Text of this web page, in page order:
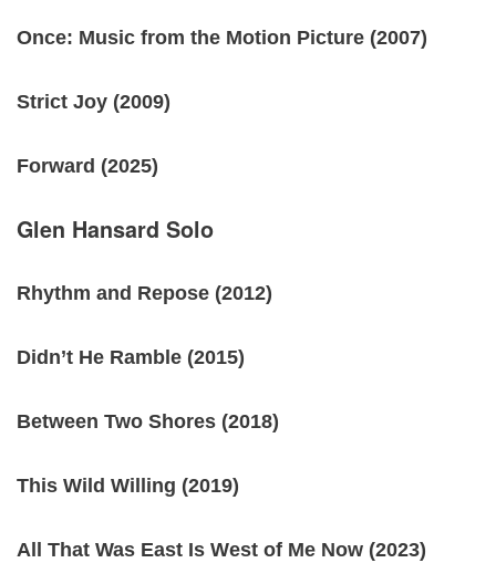
Once: Music from the Motion Picture (2007)
Strict Joy (2009)
Forward (2025)
Glen Hansard Solo
Rhythm and Repose (2012)
Didn’t He Ramble (2015)
Between Two Shores (2018)
This Wild Willing (2019)
All That Was East Is West of Me Now (2023)